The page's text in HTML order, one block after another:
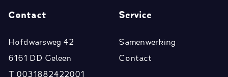
Contact
Hofdwarsweg 42
6161 DD Geleen
T
0031882422001
Service
Samenwerking
Contact